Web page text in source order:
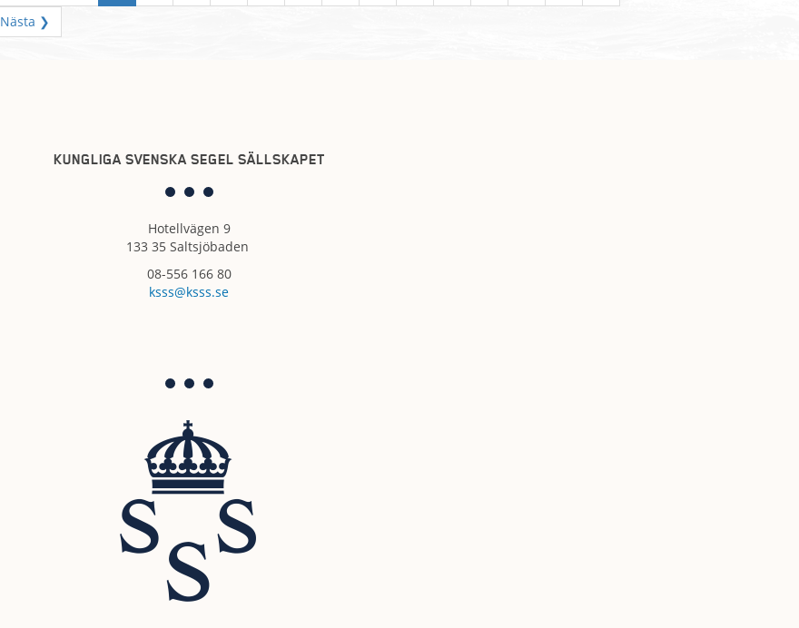
Nästa ❯
KUNGLIGA SVENSKA SEGEL SÄLLSKAPET
Hotellvägen 9
133 35 Saltsjöbaden
08-556 166 80
ksss@ksss.se